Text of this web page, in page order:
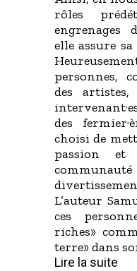
rôles
engrenages
elle assure
personnes,
des artistes,
des
choisi de
passion
L’auteur
ces
riches»
terre» dans
Lire la suite